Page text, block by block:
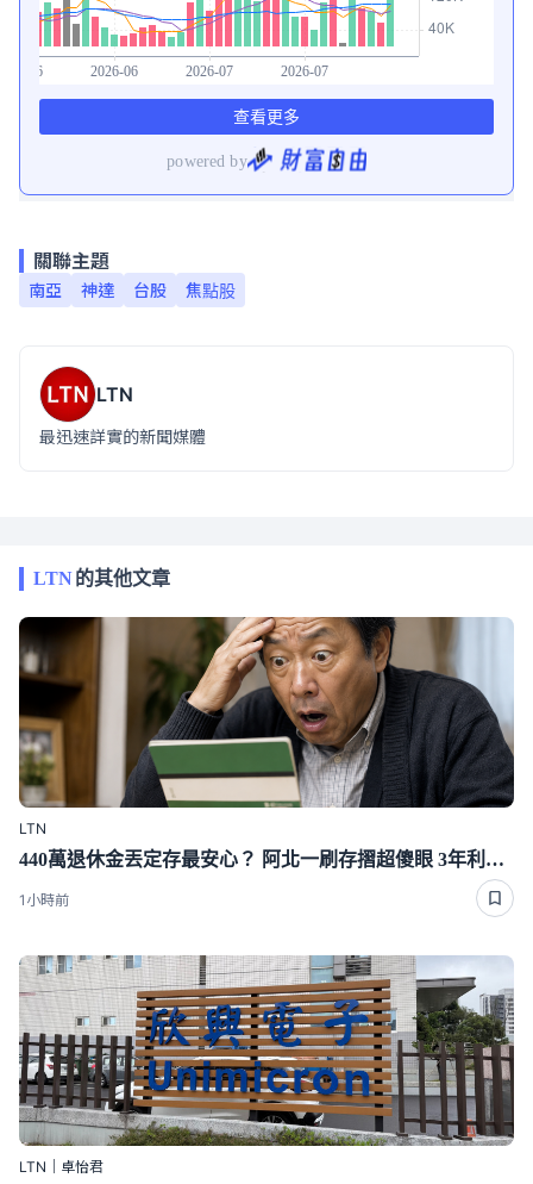
關聯主題
南亞 神達 台股 焦點股
LTN
最迅速詳實的新聞媒體
LTN的其他文章
LTN
440萬退休金丟定存最安心？ 阿北一刷存摺超傻眼 3年利息僅1千多
1小時前
LTN｜卓怡君